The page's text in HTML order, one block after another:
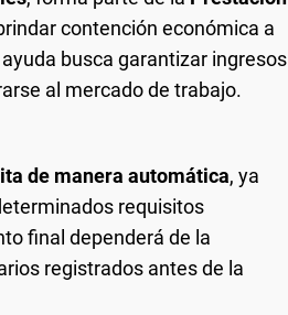
contención económica a
busca garantizar ingresos
al mercado de trabajo.
de manera automática, ya
requisitos
final dependerá de la
registrados antes de la